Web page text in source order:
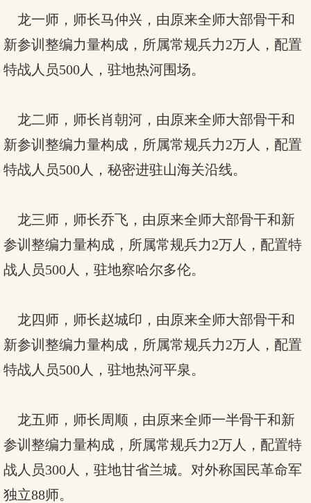
龙一师，师长马仲兴，由原来全师大部骨干和
新参训整编力量构成，所属常规兵力2万人，配置
特战人员500人，驻地热河围场。
龙二师，师长肖朝河，由原来全师大部骨干和
新参训整编力量构成，所属常规兵力2万人，配置
特战人员500人，秘密进驻山海关沿线。
龙三师，师长乔飞，由原来全师大部骨干和新
参训整编力量构成，所属常规兵力2万人，配置特
战人员500人，驻地察哈尔多伦。
龙四师，师长赵城印，由原来全师大部骨干和
新参训整编力量构成，所属常规兵力2万人，配置
特战人员500人，驻地热河平泉。
龙五师，师长周顺，由原来全师一半骨干和新
参训整编力量构成，所属常规兵力2万人，配置特
战人员300人，驻地甘省兰城。对外称国民革命军
独立88师。